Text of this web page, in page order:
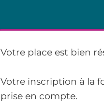
Votre place est bien
Votre inscription à la
prise en compte.